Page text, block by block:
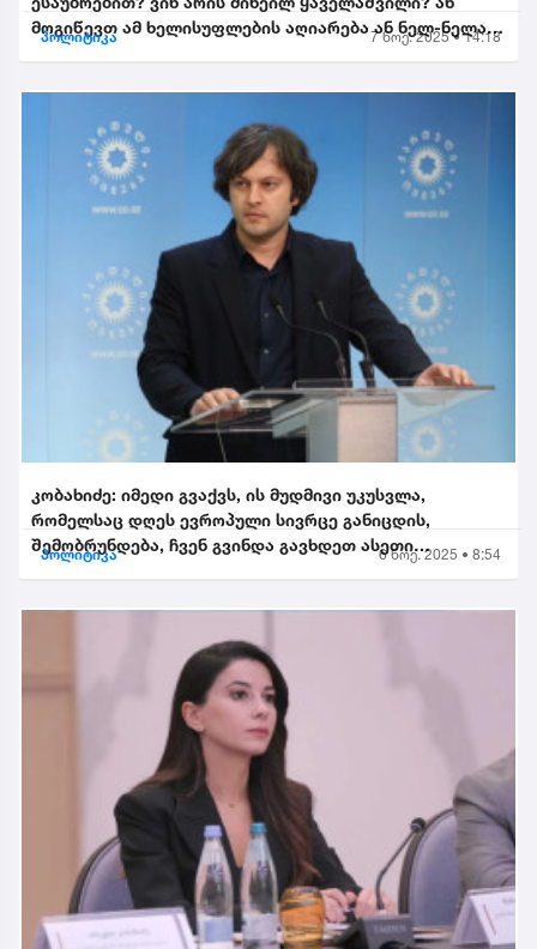
მოგიწევთ ამ ხელისუფლების აღიარება ან ნელ-ნელა
განიდევნებით, გაიწე...
პოლიტიკა 7 ნოე. 2025 • 14:18
კობახიძე: იმედი გვაქვს, ის მუდმივი უკუსვლა,
რომელსაც დღეს ევროპული სივრცე განიცდის,
შემობრუნდება, ჩვენ გვინდა გავხდეთ ასეთი
შემობრუნებული ევროკავშირის...
პოლიტიკა 6 ნოე. 2025 • 8:54